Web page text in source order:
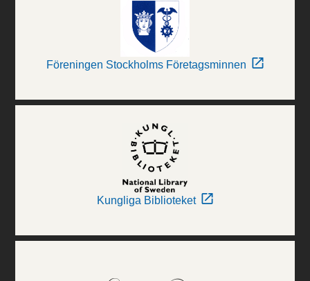
Föreningen Stockholms Företagsminnen
Kungliga Biblioteket